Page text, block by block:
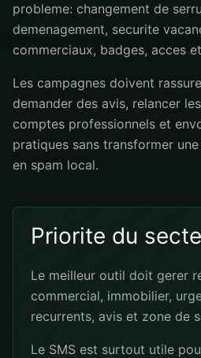
probleme: changement de
demenagement, securite
commerciaux, badges, acces
Les campagnes doivent
demander des avis, relancer
comptes professionnels et
pratiques sans transformer
en spam local.
Priorite du
Le meilleur outil doit gerer
commercial, immobilier,
recurrents, avis et zone de
Le SMS est surtout utile